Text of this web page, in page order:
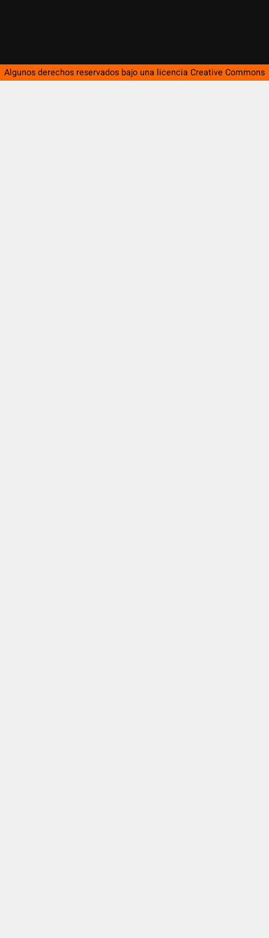
Algunos derechos reservados bajo una licencia Creative Commons